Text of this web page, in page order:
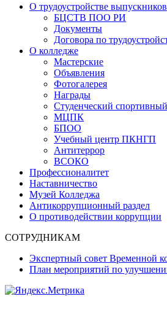
О трудоустройстве выпускников
БЦСТВ ПОО РИ
Документы
Договора по
О колледже
Мастерские
Объявления
Фотогалерея
Награды
Студенческий
МЦПК
БПОО
Учебный центр ПКНГП
Антитеррор
ВСОКО
Профессионалитет
Наставничество
Музей Колледжа
Антикоррупционный раздел
О противодействии коррупции
СОТРУДНИКАМ
Экспертный совет Временной
План мероприятий по